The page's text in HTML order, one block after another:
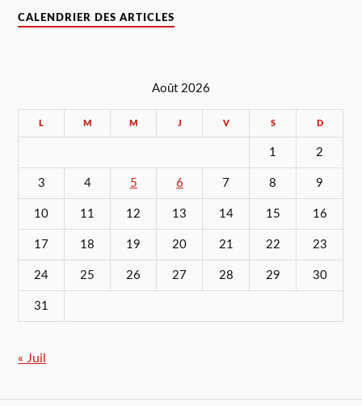
CALENDRIER DES ARTICLES
Août 2026
L M M J V S D
1 2
3 4 5 6 7 8 9
10 11 12 13 14 15 16
17 18 19 20 21 22 23
24 25 26 27 28 29 30
31
« Juil